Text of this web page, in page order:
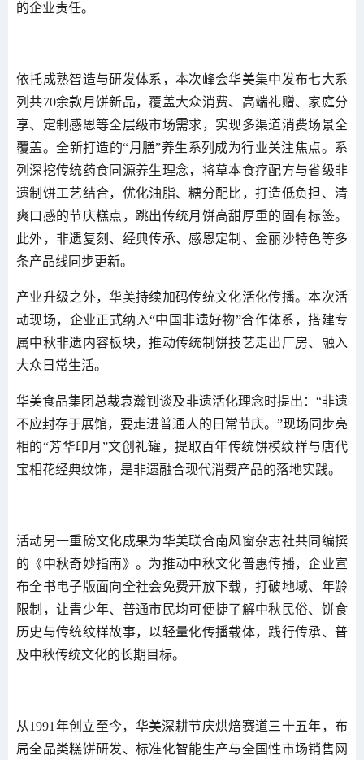
的企业责任。
依托成熟智造与研发体系，本次峰会华美集中发布七大系
列共70余款月饼新品，覆盖大众消费、高端礼赠、家庭分
享、定制感恩等全层级市场需求，实现多渠道消费场景全
覆盖。全新打造的“月膳”养生系列成为行业关注焦点。系
列深挖传统药食同源养生理念，将草本食疗配方与省级非
遗制饼工艺结合，优化油脂、糖分配比，打造低负担、清
爽口感的节庆糕点，跳出传统月饼高甜厚重的固有标签。
此外，非遗复刻、经典传承、感恩定制、金丽沙特色等多
条产品线同步更新。
产业升级之外，华美持续加码传统文化活化传播。本次活
动现场，企业正式纳入“中国非遗好物”合作体系，搭建专
属中秋非遗内容板块，推动传统制饼技艺走出厂房、融入
大众日常生活。
华美食品集团总裁袁瀚钊谈及非遗活化理念时提出：“非遗
不应封存于展馆，要走进普通人的日常节庆。”现场同步亮
相的“芳华印月”文创礼罐，提取百年传统饼模纹样与唐代
宝相花经典纹饰，是非遗融合现代消费产品的落地实践。
活动另一重磅文化成果为华美联合南风窗杂志社共同编撰
的《中秋奇妙指南》。为推动中秋文化普惠传播，企业宣
布全书电子版面向全社会免费开放下载，打破地域、年龄
限制，让青少年、普通市民均可便捷了解中秋民俗、饼食
历史与传统纹样故事，以轻量化传播载体，践行传承、普
及中秋传统文化的长期目标。
从1991年创立至今，华美深耕节庆烘焙赛道三十五年，布
局全品类糕饼研发、标准化智能生产与全国性市场销售网